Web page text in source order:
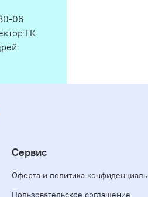
06
ГК
Сервис
Оферта и политика
Пользовательское соглашение